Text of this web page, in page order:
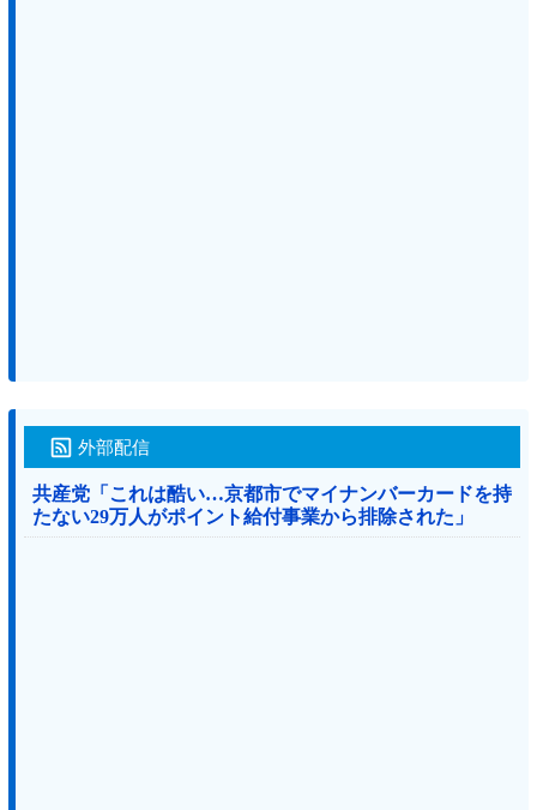
外部配信
共産党「これは酷い…京都市でマイナンバーカードを持
たない29万人がポイント給付事業から排除された」